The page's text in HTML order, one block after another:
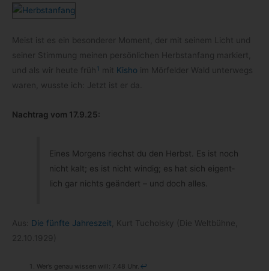
Meist ist es ein beson­de­rer Moment, der mit sei­nem Licht und
sei­ner Stim­mung mei­nen per­sön­li­chen Herbst­an­fang mar­kiert,
und als wir heute früh 1 mit Kisho im Mör­fel­der Wald unter­wegs
waren, wusste ich: Jetzt ist er da.
Nach­trag vom 17.9.25:
Eines Mor­gens riechst du den Herbst. Es ist noch
nicht kalt; es ist nicht win­dig; es hat sich eigent­
lich gar nichts geän­dert – und doch alles.
Aus: Die fünfte Jah­res­zeit , Kurt Tuchol­sky (Die Welt­bühne,
22.10.1929)
Wer’s genau wis­sen will: 7.48 Uhr. ↩